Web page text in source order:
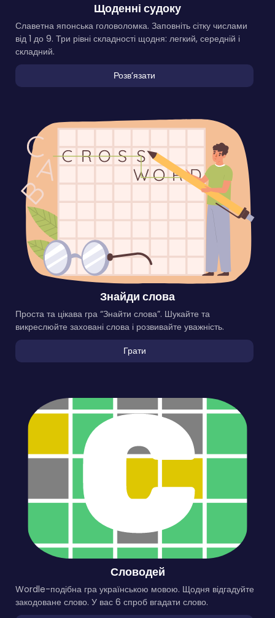
Щоденні судоку
Славетна японська головоломка. Заповніть сітку числами
від 1 до 9. Три рівні складності щодня: легкий, середній і
складний.
Розвʼязати
Знайди слова
Проста та цікава гра “Знайти слова”. Шукайте та
викреслюйте заховані слова і розвивайте уважність.
Грати
Словодей
Wordle-подібна гра українською мовою. Щодня відгадуйте
закодоване слово. У вас 6 спроб вгадати слово.